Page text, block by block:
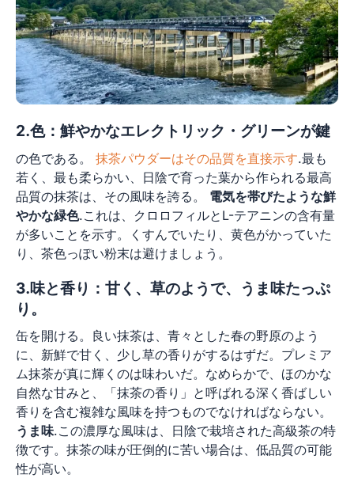
2.色：鮮やかなエレクトリック・グリーンが鍵
の色である。 抹茶パウダーはその品質を直接示す.最も
若く、最も柔らかい、日陰で育った葉から作られる最高
品質の抹茶は、その風味を誇る。 電気を帯びたような鮮
やかな緑色.これは、クロロフィルとL-テアニンの含有量
が多いことを示す。くすんでいたり、黄色がかっていた
り、茶色っぽい粉末は避けましょう。
3.味と香り：甘く、草のようで、うま味たっぷ
り。
缶を開ける。良い抹茶は、青々とした春の野原のよう
に、新鮮で甘く、少し草の香りがするはずだ。プレミア
ム抹茶が真に輝くのは味わいだ。なめらかで、ほのかな
自然な甘みと、「抹茶の香り」と呼ばれる深く香ばしい
香りを含む複雑な風味を持つものでなければならない。
うま味.この濃厚な風味は、日陰で栽培された高級茶の特
徴です。抹茶の味が圧倒的に苦い場合は、低品質の可能
性が高い。